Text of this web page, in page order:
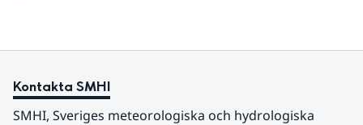
Kontakta SMHI
SMHI, Sveriges meteorologiska och hydrologiska